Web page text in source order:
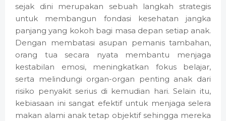
sejak dini merupakan sebuah langkah strategis
untuk membangun fondasi kesehatan jangka
panjang yang kokoh bagi masa depan setiap anak.
Dengan membatasi asupan pemanis tambahan,
orang tua secara nyata membantu menjaga
kestabilan emosi, meningkatkan fokus belajar,
serta melindungi organ-organ penting anak dari
risiko penyakit serius di kemudian hari. Selain itu,
kebiasaan ini sangat efektif untuk menjaga selera
makan alami anak tetap objektif sehingga mereka